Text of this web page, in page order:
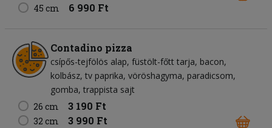
45 cm 6 990 Ft
Contadino pizza
csípős-tejfölös alap füstölt-főtt tarja bacon
kolbász tv paprika vöröshagyma paradicsom
gomba trappista sajt
26 cm
3 190 Ft
32 cm 3 990 Ft